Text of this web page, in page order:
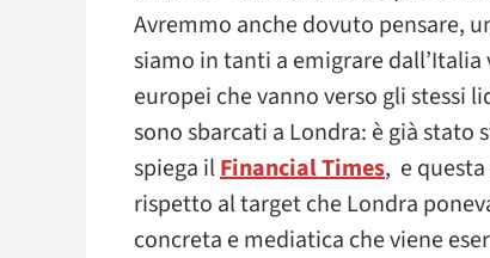
Avremmo anche dovuto pensare,
siamo in tanti a emigrare
europei che vanno verso gli stessi
sono sbarcati a Londra: è già
spiega ilFinancial Times, e
rispetto al target che Londra
concreta e mediatica che viene